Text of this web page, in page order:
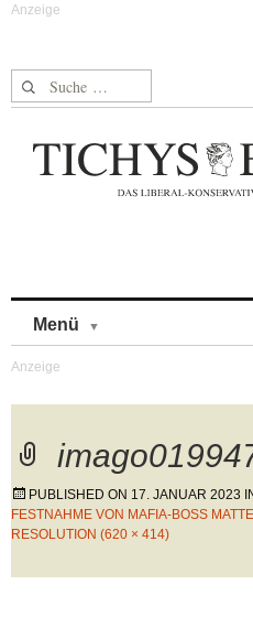
Suche nach:
Menü
PUBLISHED ON 17. JANUAR 2023
FESTNAHME VON MAFIA-BOSS
RESOLUTION (620 × 414)